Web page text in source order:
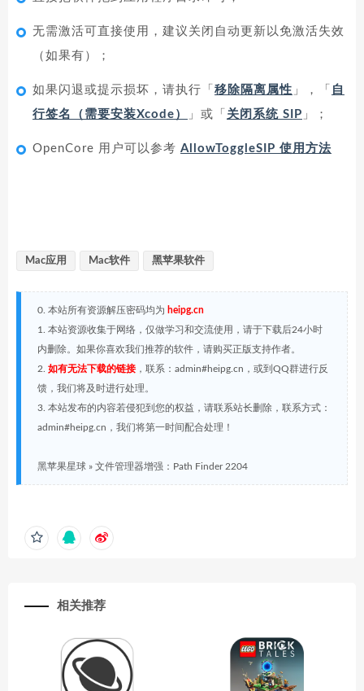
无需激活可直接使用，建议关闭自动更新以免激活失效
（如果有）；
如果闪退或提示损坏，请执行「 移除隔离属性 」，「 自
行签名（需要安装Xcode）
」或「 关闭系统 SIP 」；
OpenCore 用户可以参考 AllowToggleSIP 使用方法
Mac应用 Mac软件 黑苹果软件
0. 本站所有资源解压密码均为 heipg.cn
1. 本站资源收集于网络，仅做学习和交流使用，请于下载后24小时
内删除。如果你喜欢我们推荐的软件，请购买正版支持作者。
2. 如有无法下载的链接，联系：admin#heipg.cn，或到QQ群进行反
馈，我们将及时进行处理。
3. 本站发布的内容若侵犯到您的权益，请联系站长删除，联系方式：
admin#heipg.cn，我们将第一时间配合处理！
黑苹果星球 » 文件管理器增强：Path Finder 2204
相关推荐